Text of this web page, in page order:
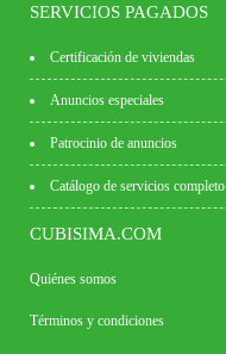
SERVICIOS PAGADOS
Certificación de viviendas
Anuncios especiales
Patrocinio de anuncios
Catálogo de servicios completo
CUBISIMA.COM
Quiénes somos
Términos y condiciones